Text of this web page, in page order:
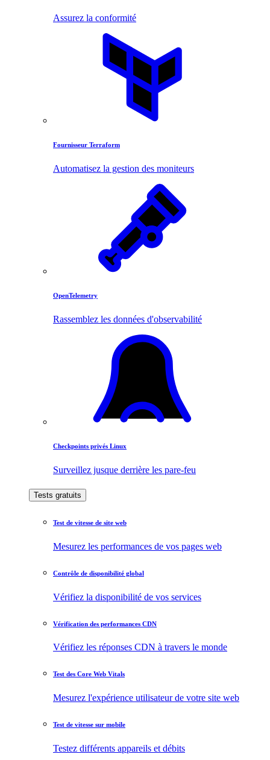
Assurez la conformité
Fournisseur Terraform
Automatisez la gestion des moniteurs
OpenTelemetry
Rassemblez les données d'observabilité
Checkpoints privés Linux
Surveillez jusque derrière les pare-feu
Tests gratuits
Test de vitesse de site web
Mesurez les performances de vos pages web
Contrôle de disponibilité global
Vérifiez la disponibilité de vos services
Vérification des performances CDN
Vérifiez les réponses CDN à travers le monde
Test des Core Web Vitals
Mesurez l'expérience utilisateur de votre site web
Test de vitesse sur mobile
Testez différents appareils et débits